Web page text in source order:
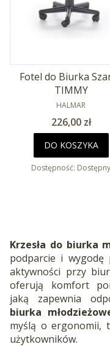
Fotel do Biurka
TIMMY
PRODUCENT
HALMAR
Cena
226,00 zł
DO KOSZYKA
Dostępność: Dostępny
Krzesła do biurka
podparcie i wygodę
aktywności przy
oferują komfort
jaką zapewnia
biurka
myślą o ergonomii,
użytkowników.